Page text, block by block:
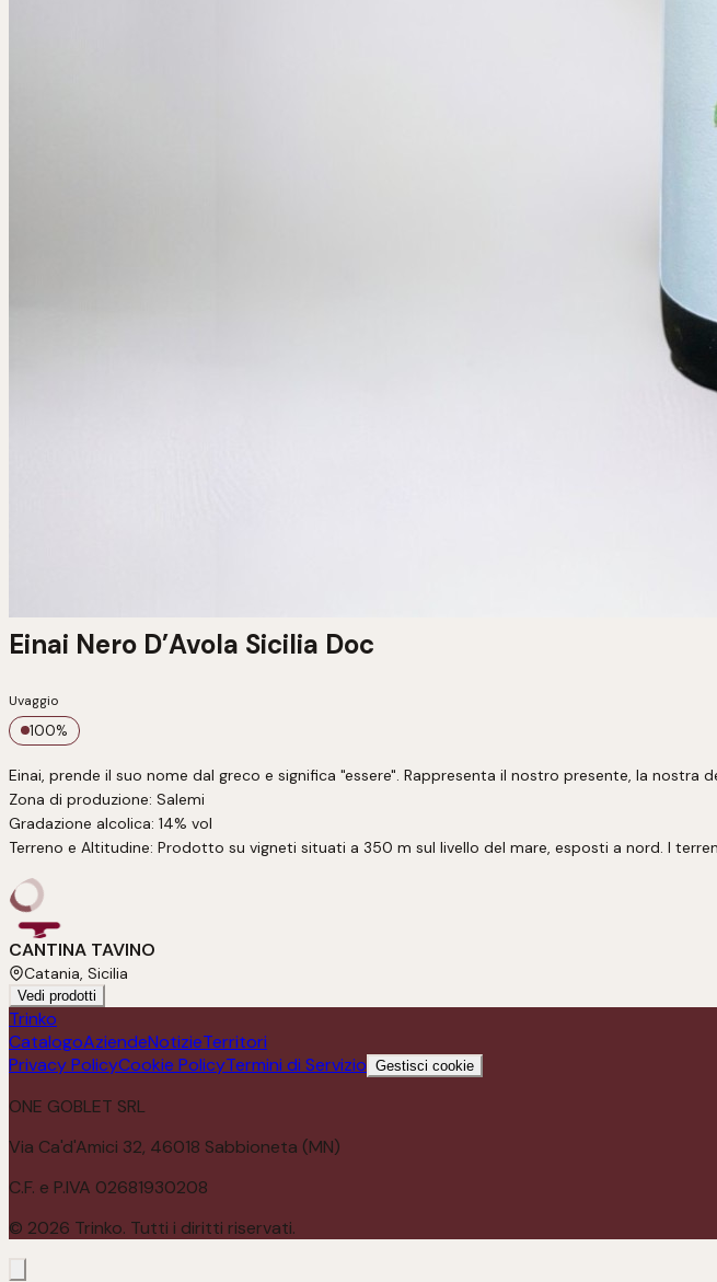
Einai Nero D’Avola Sicilia Doc
Uvaggio
100%
Einai, prende il suo nome dal greco e significa "essere". Rappresenta il nostro presente, la nostra
Zona di produzione: Salemi
Gradazione alcolica: 14% vol
Terreno e Altitudine: Prodotto su vigneti situati a 350 m sul livello del mare, esposti a nord. I
CANTINA TAVINO
Catania, Sicilia
Vedi prodotti
Trinko
CatalogoAziendeNotizieTerritori
Privacy PolicyCookie PolicyTermini di Servizio Gestisci cookie
ONE GOBLET SRL
Via Ca'd'Amici 32, 46018 Sabbioneta (MN)
C.F. e P.IVA 02681930208
© 2026 Trinko. Tutti i diritti riservati.